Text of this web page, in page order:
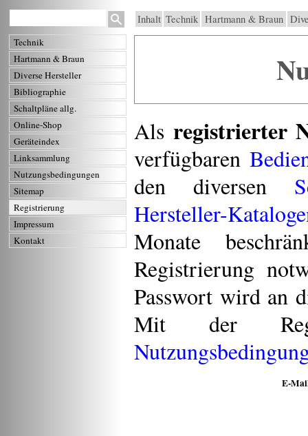
Inhalt Technik Hartmann & Braun
Technik
Hartmann & Braun
Diverse Hersteller
Bibliographie
Schaltpläne allg.
Online-Shop
Geräteindex
Linksammlung
Nutzungsbedingungen
Sitemap
Registrierung
Impressum
Kontakt
Als registrierter
verfügbaren
den diversen
Hersteller-
Monate
Registrierung
Passwort wird an
Mit der
E-